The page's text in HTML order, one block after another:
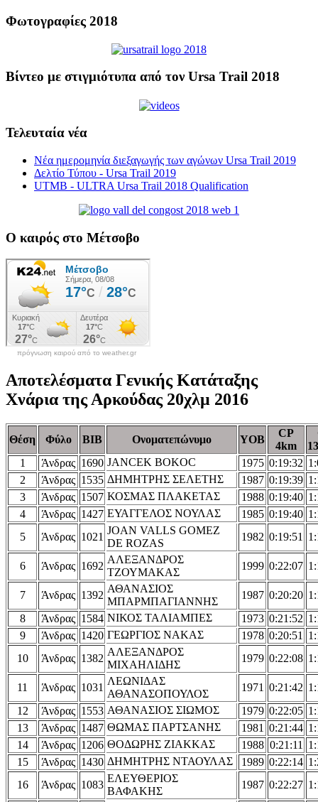
Φωτογραφίες 2018
Βίντεο με στιγμιότυπα από τον Ursa Trail 2018
Τελευταία νέα
Νέα ημερομηνία διεξαγωγής των αγώνων Ursa Trail 2019
Δελτίο Τύπου - Ursa Trail 2019
UTMB - ULTRA Ursa Trail 2018 Qualification
Ο καιρός στο Μέτσοβο
πρόγνωση καιρού από το weather.gr
Αποτελέσματα Γενικής Κατάταξης
Χνάρια της Αρκούδας 20χλμ 2016
Θέση Φύλο ΒΙΒ Ονοματεπώνυμο YOB
CP
4km
1
Άνδρας 1690 JANCEK BOKOC 1975 0:19:32
2
Άνδρας 1535 ΔΗΜΗΤΡΗΣ ΣΕΛΕΤΗΣ 1987 0:19:39
3
Άνδρας 1507 ΚΟΣΜΑΣ ΠΛΑΚΕΤΑΣ 1988 0:19:40
4
Άνδρας 1427 ΕΥΑΓΓΕΛΟΣ ΝΟΥΛΑΣ 1985 0:19:40
5
Άνδρας 1021
JOAN VALLS GOMEZ
DE ROZAS
1982 0:19:51
6 Άνδρας 1692
ΑΛΕΞΑΝΔΡΟΣ
ΤΖΟΥΜΑΚΑΣ
1999 0:22:07
7 Άνδρας 1392
ΑΘΑΝΑΣΙΟΣ
ΜΠΑΡΜΠΑΓΙΑΝΝΗΣ
1987 0:20:20
8
Άνδρας 1584 ΝΙΚΟΣ ΤΑΛΙΑΜΠΕΣ 1973 0:21:52
9
Άνδρας 1420 ΓΕΩΡΓΙΟΣ ΝΑΚΑΣ 1978 0:20:51
10
Άνδρας 1382
ΑΛΕΞΑΝΔΡΟΣ
ΜΙΧΑΗΛΙΔΗΣ
1979 0:22:08
11 Άνδρας 1031
ΛΕΩΝΙΔΑΣ
ΑΘΑΝΑΣΟΠΟΥΛΟΣ
1971 0:21:42
12
Άνδρας 1553 ΑΘΑΝΑΣΙΟΣ ΣΙΩΜΟΣ 1979 0:22:05
13
Άνδρας 1487 ΘΩΜΑΣ ΠΑΡΤΣΑΝΗΣ 1981 0:21:44
14
Άνδρας 1206 ΘΟΔΩΡΗΣ ΖΙΑΚΚΑΣ 1988 0:21:11
15
Άνδρας 1430 ΔΗΜΗΤΡΗΣ ΝΤΑΟΥΛΑΣ 1989 0:22:14
16
Άνδρας 1083
ΕΛΕΥΘΕΡΙΟΣ
ΒΑΦΑΚΗΣ
1987 0:22:27